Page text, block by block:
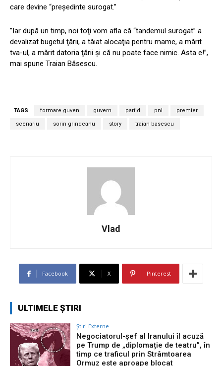
care devine “preşedinte surogat.”
”Iar după un timp, noi toţi vom afla că “tandemul surogat” a
devalizat bugetul ţării, a tăiat alocaţia pentru mame, a mărit
tva-ul, a mărit datoria ţării şi că nu poate face nimic. Asta e!”,
mai spune Traian Băsescu.
TAGS formare guven guvern partid pnl premier
scenariu sorin grindeanu story traian basescu
Vlad
Facebook X Pinterest
ULTIMELE ȘTIRI
Știri Externe
Negociatorul-șef al Iranului îl acuză
pe Trump de „diplomație de teatru”, în
timp ce traficul prin Strâmtoarea
Ormuz este aproape blocat